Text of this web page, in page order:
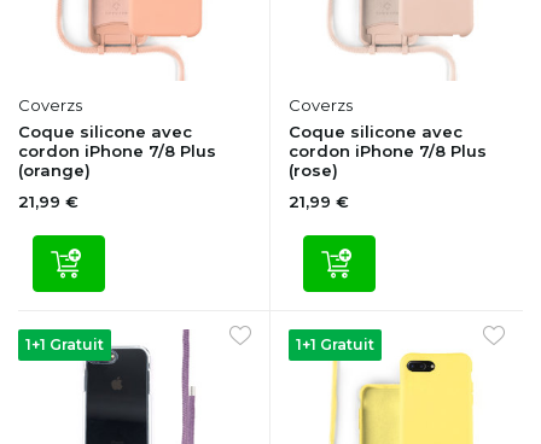
Coverzs
Coque silicone avec
cordon iPhone 7/8 Plus
(orange)
21,99 €
Coverzs
Coque silicone avec
cordon iPhone 7/8 Plus
(rose)
21,99 €
1+1 Gratuit 1+1 Gratuit